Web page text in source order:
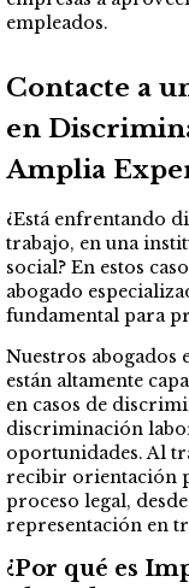
empleados.
Contacte a
en
Amplia
¿Está enfrentando
trabajo, en una
social? En estos
abogado
fundamental para
Nuestros abogados
están altamente
en casos de
discriminación
oportunidades. Al
recibir orientación
proceso legal,
representación en
¿Por qué es